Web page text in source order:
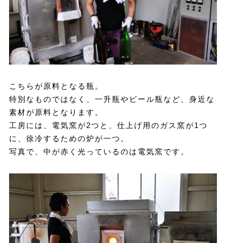
こちらが原料となる瓶。
特別なものではなく、一升瓶やビール瓶など、身近な
素材が原料となります。
工房には、電気窯が2つと、仕上げ用のガス窯が1つ
に、徐冷するための炉が一つ。
写真で、中が赤く光っているのは電気窯です。